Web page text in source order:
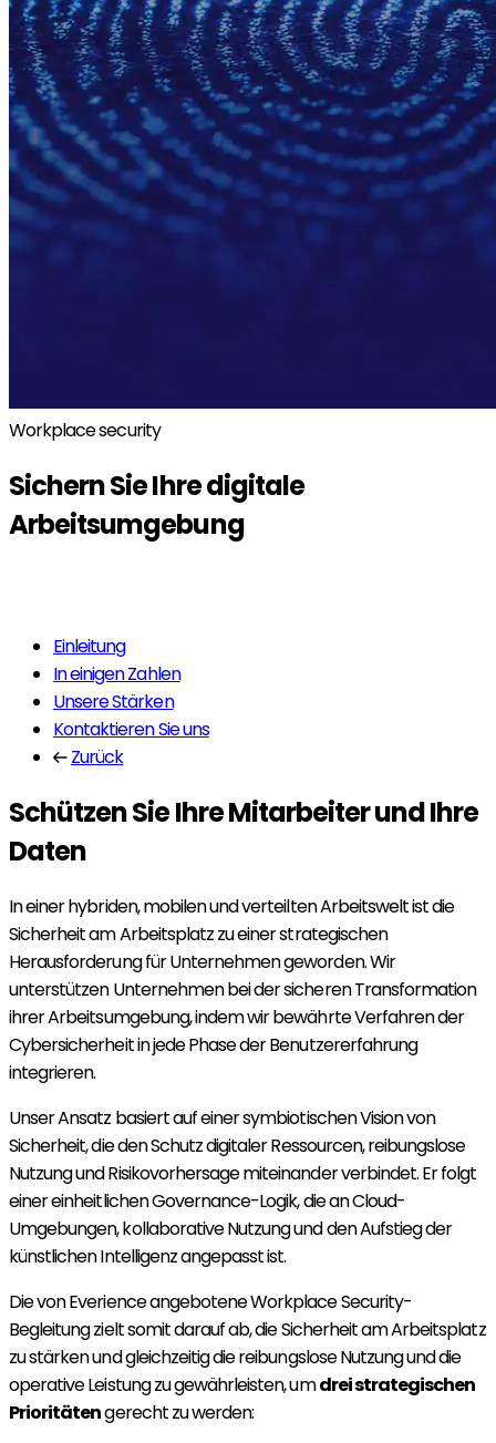
Workplace security
Sichern Sie Ihre digitale
Arbeitsumgebung
Einleitung
In einigen Zahlen
Unsere Stärken
Kontaktieren Sie uns
Zurück
Schützen Sie Ihre Mitarbeiter und Ihre
Daten
In einer hybriden, mobilen und verteilten Arbeitswelt ist die
Sicherheit am Arbeitsplatz zu einer strategischen
Herausforderung für Unternehmen geworden. Wir
unterstützen Unternehmen bei der sicheren Transformation
ihrer Arbeitsumgebung, indem wir bewährte Verfahren der
Cybersicherheit in jede Phase der Benutzererfahrung
integrieren.
Unser Ansatz basiert auf einer symbiotischen Vision von
Sicherheit, die den Schutz digitaler Ressourcen, reibungslose
Nutzung und Risikovorhersage miteinander verbindet. Er folgt
einer einheitlichen Governance-Logik, die an Cloud-
Umgebungen, kollaborative Nutzung und den Aufstieg der
künstlichen Intelligenz angepasst ist.
Die von Everience angebotene Workplace Security-
Begleitung zielt somit darauf ab, die Sicherheit am Arbeitsplatz
zu stärken und gleichzeitig die reibungslose Nutzung und die
operative Leistung zu gewährleisten, umdrei strategischen
Prioritätengerecht zu werden: